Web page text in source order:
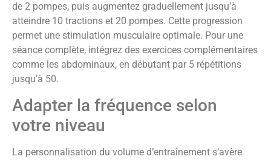
de 2 pompes, puis augmentez graduellement jusqu’à
atteindre 10 tractions et 20 pompes. Cette progression
permet une stimulation musculaire optimale. Pour une
séance complète, intégrez des exercices complémentaires
comme les abdominaux, en débutant par 5 répétitions
jusqu’à 50.
Adapter la fréquence selon
votre niveau
La personnalisation du volume d’entraînement s’avère